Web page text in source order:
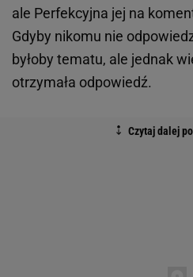
ale Perfekcyjna jej na
Gdyby nikomu nie
byłoby tematu, ale jednak
otrzymała odpowiedź.